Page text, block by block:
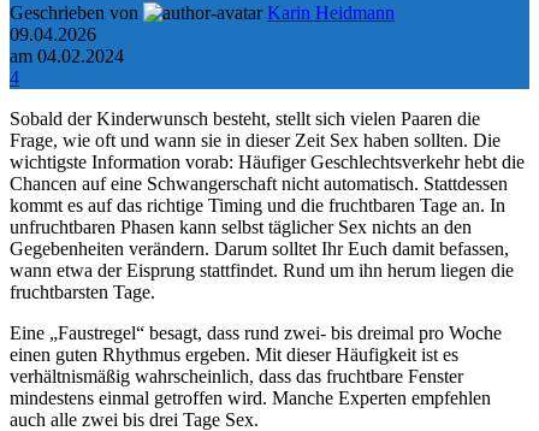
Geschrieben von
Karin Heidmann
09.04.2026
am 04.02.2024
4
Sobald der Kinderwunsch besteht, stellt sich vielen Paaren die
Frage, wie oft und wann sie in dieser Zeit Sex haben sollten. Die
wichtigste Information vorab: Häufiger Geschlechtsverkehr hebt die
Chancen auf eine Schwangerschaft nicht automatisch. Stattdessen
kommt es auf das richtige Timing und die fruchtbaren Tage an. In
unfruchtbaren Phasen kann selbst täglicher Sex nichts an den
Gegebenheiten verändern. Darum solltet Ihr Euch damit befassen,
wann etwa der Eisprung stattfindet. Rund um ihn herum liegen die
fruchtbarsten Tage.
Eine „Faustregel“ besagt, dass rund zwei- bis dreimal pro Woche
einen guten Rhythmus ergeben. Mit dieser Häufigkeit ist es
verhältnismäßig wahrscheinlich, dass das fruchtbare Fenster
mindestens einmal getroffen wird. Manche Experten empfehlen
auch alle zwei bis drei Tage Sex.